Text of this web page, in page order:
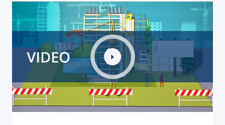
Link alla Gallery Dati Inail: l'infografica animata del